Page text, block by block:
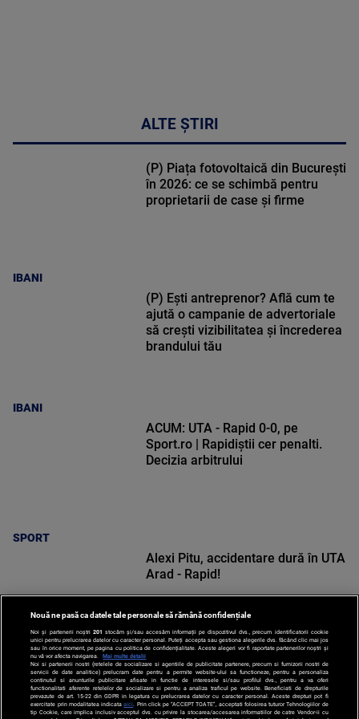
ALTE ȘTIRI
IBANI
(P) Piața fotovoltaică din București
în 2026: ce se schimbă pentru
proprietarii de case și firme
IBANI
(P) Ești antreprenor? Află cum te
ajută o campanie de advertoriale
să crești vizibilitatea și încrederea
brandului tău
SPORT
ACUM: UTA - Rapid 0-0, pe
Sport.ro | Rapidiștii cer penalti.
Decizia arbitrului
SPORT
Alexi Pitu, accidentare dură în UTA
Arad - Rapid!
Nouă ne pasă ca datele tale personale să rămână confidențiale
Noi și partenerii noștri 201 stocăm și/sau accesăm informații pe dispozitivul dvs., precum identificatorii cookie
unici pentru prelucrarea datelor cu caracter personal. Puteți accepta sau gestiona alegerile dvs. făcând clic mai jos
sau în orice moment, pe pagina cu politica de confidențialitate. Aceste alegeri vor fi raportate partenerilor noștri și
nu vă vor afecta navigarea.
Mai multe detalii
Noi si partenerii nostri (retelele de socializare si agentiile de publicitate partenere, precum si furnizorii nostri de
servicii de date analitice) prelucram date pentru a permite website-ului sa functioneze, pentru a personaliza
continutul si anunturile publicitare afisate in functie de interesele si/sau profilul dvs., pentru a va oferi
functionalitati aferente retelelor de socializare si pentru a analiza traficul pe website. Beneficiati de drepturile
prevazute de art. 15-22 din GDPR in legatura cu prelucrarea datelor cu caracter personal. Aceste drepturi pot fi
exercitate prin modalitatea indicataaici . Prin click pe “ACCEPT TOATE”, acceptati folosirea tuturor Tehnologiilor de
tip Cookie, care implica inclusiv acceptul dvs. cu privire la stocarea/accesarea informatiilor de catre Vendor-ii cu